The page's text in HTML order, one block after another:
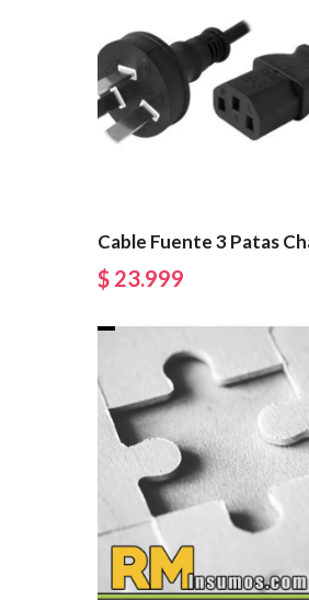
Cable Fuente 3 Patas
$ 23.999